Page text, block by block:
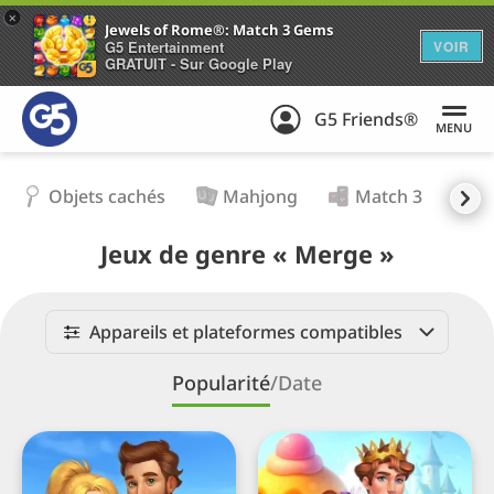
Jewels of Rome®: Match 3 Gems
G5 Entertainment
GRATUIT - Sur Google Play
VOIR
+
G5 Friends® MENU
Objets cachés Mahjong Match 3
Jeux de genre « Merge »
Appareils et plateformes compatibles
Popularité/Date
Tropical
Merge
Fairyland
·
Un